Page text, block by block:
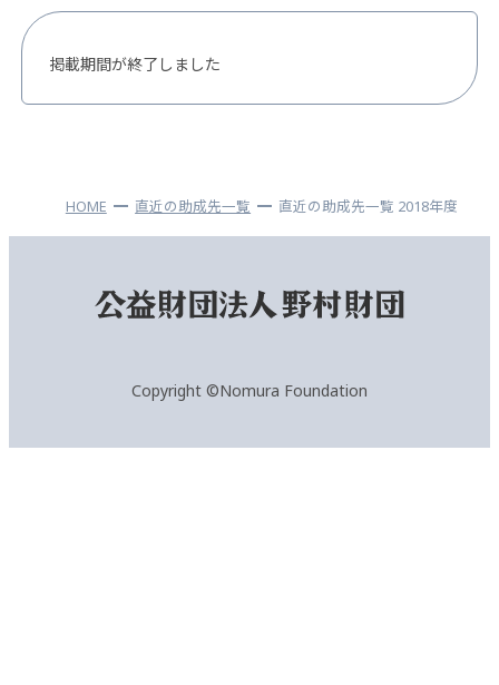
掲載期間が終了しました
HOME 直近の助成先一覧 直近の助成先一覧 2018年度
Copyright ©Nomura Foundation